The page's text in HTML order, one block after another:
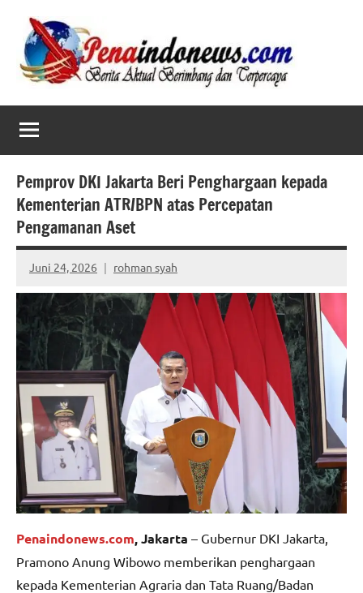
content
Pemprov DKI Jakarta Beri Penghargaan kepada
Kementerian ATR/BPN atas Percepatan
Pengamanan Aset
Juni 24, 2026 rohman syah
No
comments
Penaindonews.com, Jakarta – Gubernur DKI Jakarta,
Pramono Anung Wibowo memberikan penghargaan
kepada Kementerian Agraria dan Tata Ruang/Badan